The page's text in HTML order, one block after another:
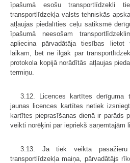
īpašumā esošu transportlīdzekli
transportlīdzekļa valsts tehniskās
atļaujas piedalīties ceļu satiksmē
īpašumā neesošam
apliecina pārvadātāja tiesības lietot
laikam, bet ne ilgāk par
protokola kopijā norādītās atļaujas
termiņu.
3.12. Licences kartītes derīguma
jaunas licences kartītes netiek
kartītes pieprasīšanas dienā ir parāds
veikti norēķini par iepriekš saņemtajām
3.13. Ja tiek veikta pasažieru
transportlīdzekļa maiņa, pārvadātājs